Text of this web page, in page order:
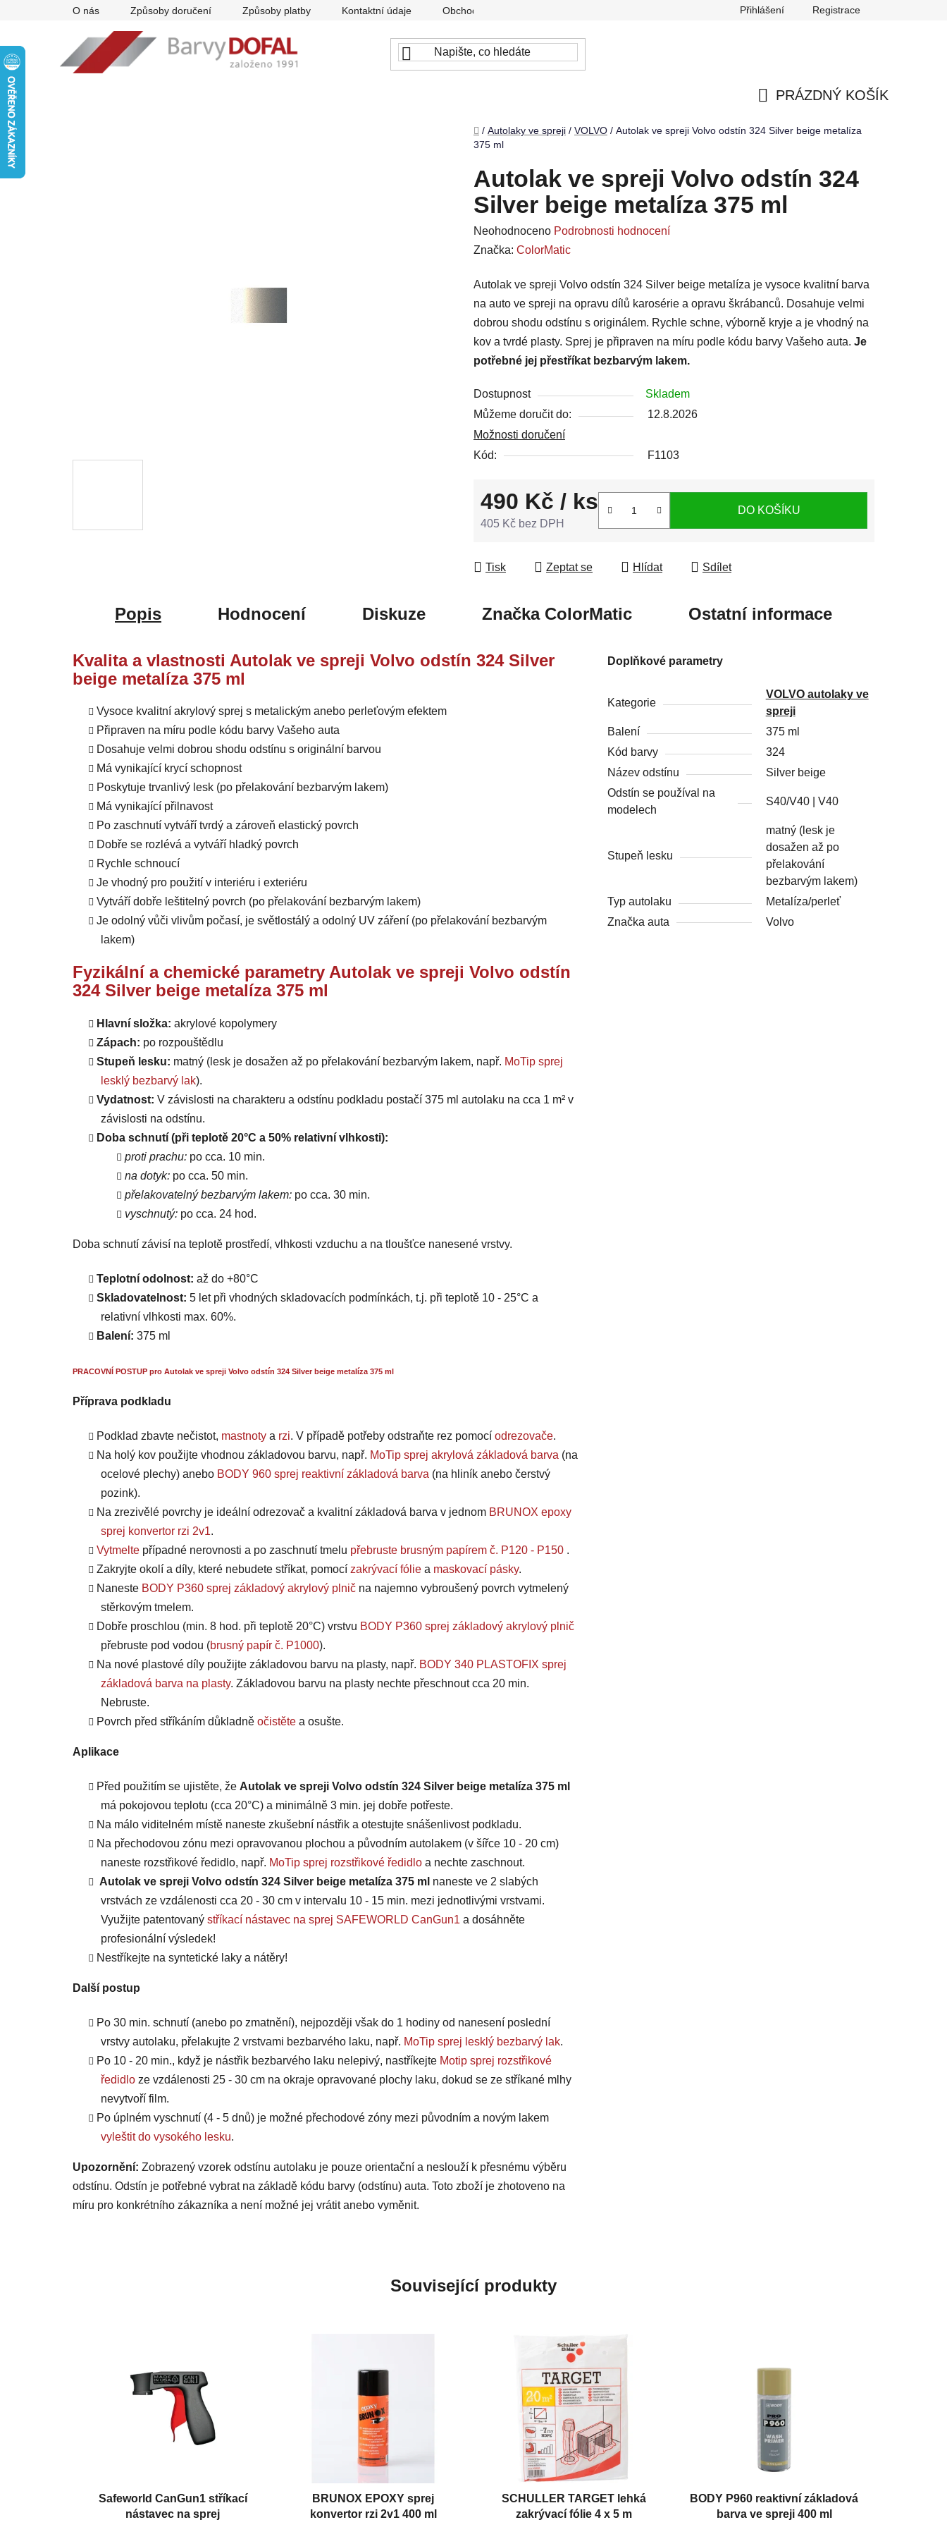
O nás Způsoby doručení Způsoby platby Kontaktní údaje Obchodní podmínky Reklamace Odstoupení od smlouvy
Přihlášení Registrace
PRÁZDNÝ KOŠÍK
Domů
/ Autolaky ve spreji / VOLVO / Autolak ve spreji Volvo odstín 324 Silver beige metalíza
375 ml
Autolak ve spreji Volvo odstín 324
Silver beige metalíza 375 ml
Průměrné
hodnocení
je
0,0
z
5
hvězdiček.
Neohodnoceno Podrobnosti hodnocení
Značka: ColorMatic
Autolak ve spreji Volvo odstín 324 Silver beige metalíza je vysoce kvalitní barva
na auto ve spreji na opravu dílů karosérie a opravu škrábanců. Dosahuje velmi
dobrou shodu odstínu s originálem. Rychle schne, výborně kryje a je vhodný na
kov a tvrdé plasty. Sprej je připraven na míru podle kódu barvy Vašeho auta. Je
potřebné jej přestříkat bezbarvým lakem.
Dostupnost
Skladem
Můžeme doručit do:
12.8.2026
Možnosti doručení
Kód:
F1103
490 Kč / ks
405 Kč bez DPH
DO KOŠÍKU
Tisk Zeptat se Hlídat Sdílet
Popis Hodnocení Diskuze ZnačkaColorMatic Ostatní informace
Kvalita a vlastnosti Autolak ve spreji Volvo odstín 324 Silver
beige metalíza 375 ml
Vysoce kvalitní akrylový sprej s metalickým anebo perleťovým efektem
Připraven na míru podle kódu barvy Vašeho auta
Dosahuje velmi dobrou shodu odstínu s originální barvou
Má vynikající krycí schopnost
Poskytuje trvanlivý lesk (po přelakování bezbarvým lakem)
Má vynikající přilnavost
Po zaschnutí vytváří tvrdý a zároveň elastický povrch
Dobře se rozlévá a vytváří hladký povrch
Rychle schnoucí
Je vhodný pro použití v interiéru i exteriéru
Vytváří dobře leštitelný povrch (po přelakování bezbarvým lakem)
Je odolný vůči vlivům počasí, je světlostálý a odolný UV záření (po přelakování bezbarvým
lakem)
Fyzikální a chemické parametry Autolak ve spreji Volvo odstín
324 Silver beige metalíza 375 ml
Hlavní složka: akrylové kopolymery
Zápach: po rozpouštědlu
Stupeň lesku: matný (lesk je dosažen až po přelakování bezbarvým lakem, např. MoTip sprej
lesklý bezbarvý lak).
Vydatnost: V závislosti na charakteru a odstínu podkladu postačí 375 ml autolaku na cca 1 m² v
závislosti na odstínu.
Doba schnutí (při teplotě 20°C a 50% relativní vlhkosti):
proti prachu: po cca. 10 min.
na dotyk: po cca. 50 min.
přelakovatelný bezbarvým lakem: po cca. 30 min.
vyschnutý: po cca. 24 hod.
Doba schnutí závisí na teplotě prostředí, vlhkosti vzduchu a na tloušťce nanesené vrstvy.
Teplotní odolnost: až do +80°C
Skladovatelnost: 5 let při vhodných skladovacích podmínkách, t.j. při teplotě 10 - 25°C a
relativní vlhkosti max. 60%.
Balení: 375 ml
PRACOVNÍ POSTUP pro Autolak ve spreji Volvo odstín 324 Silver beige metalíza 375 ml
Příprava podkladu
Podklad zbavte nečistot, mastnoty a rzi. V případě potřeby odstraňte rez pomocí odrezovače.
Na holý kov použijte vhodnou základovou barvu, např. MoTip sprej akrylová základová barva (na
ocelové plechy) anebo BODY 960 sprej reaktivní základová barva (na hliník anebo čerstvý
pozink).
Na zrezivělé povrchy je ideální odrezovač a kvalitní základová barva v jednom BRUNOX epoxy
sprej konvertor rzi 2v1.
Vytmelte případné nerovnosti a po zaschnutí tmelu přebruste brusným papírem č. P120 - P150 .
Zakryjte okolí a díly, které nebudete stříkat, pomocí zakrývací fólie a maskovací pásky.
Naneste BODY P360 sprej základový akrylový plnič na najemno vybroušený povrch vytmelený
stěrkovým tmelem.
Dobře proschlou (min. 8 hod. při teplotě 20°C) vrstvu BODY P360 sprej základový akrylový plnič
přebruste pod vodou (brusný papír č. P1000).
Na nové plastové díly použijte základovou barvu na plasty, např. BODY 340 PLASTOFIX sprej
základová barva na plasty. Základovou barvu na plasty nechte přeschnout cca 20 min.
Nebruste.
Povrch před stříkáním důkladně očistěte a osušte.
Aplikace
Před použitím se ujistěte, že Autolak ve spreji Volvo odstín 324 Silver beige metalíza 375 ml
má pokojovou teplotu (cca 20°C) a minimálně 3 min. jej dobře potřeste.
Na málo viditelném místě naneste zkušební nástřik a otestujte snášenlivost podkladu.
Na přechodovou zónu mezi opravovanou plochou a původním autolakem (v šířce 10 - 20 cm)
naneste rozstřikové ředidlo, např. MoTip sprej rozstřikové ředidlo a nechte zaschnout.
Autolak ve spreji Volvo odstín 324 Silver beige metalíza 375 ml naneste ve 2 slabých
vrstvách ze vzdálenosti cca 20 - 30 cm v intervalu 10 - 15 min. mezi jednotlivými vrstvami.
Využijte patentovaný stříkací nástavec na sprej SAFEWORLD CanGun1 a dosáhněte
profesionální výsledek!
Nestříkejte na syntetické laky a nátěry!
Další postup
Po 30 min. schnutí (anebo po zmatnění), nejpozději však do 1 hodiny od nanesení poslední
vrstvy autolaku, přelakujte 2 vrstvami bezbarvého laku, např. MoTip sprej lesklý bezbarvý lak.
Po 10 - 20 min., když je nástřik bezbarvého laku nelepivý, nastříkejte Motip sprej rozstřikové
ředidlo ze vzdálenosti 25 - 30 cm na okraje opravované plochy laku, dokud se ze stříkané mlhy
nevytvoří film.
Po úplném vyschnutí (4 - 5 dnů) je možné přechodové zóny mezi původním a novým lakem
vyleštit do vysokého lesku.
Upozornění: Zobrazený vzorek odstínu autolaku je pouze orientační a neslouží k přesnému výběru
odstínu. Odstín je potřebné vybrat na základě kódu barvy (odstínu) auta. Toto zboží je zhotoveno na
míru pro konkrétního zákazníka a není možné jej vrátit anebo vyměnit.
Doplňkové parametry
Kategorie
VOLVO autolaky ve
spreji
Balení
375 ml
Kód barvy
324
Název odstínu
Silver beige
Odstín se používal na
modelech
S40/V40 | V40
Stupeň lesku
matný (lesk je
dosažen až po
přelakování
bezbarvým lakem)
Typ autolaku
Metalíza/perleť
Značka auta
Volvo
Související produkty
Safeworld CanGun1 stříkací
nástavec na sprej
BRUNOX EPOXY sprej
konvertor rzi 2v1 400 ml
SCHULLER TARGET lehká
zakrývací fólie 4 x 5 m
BODY P960 reaktivní základová
barva ve spreji 400 ml